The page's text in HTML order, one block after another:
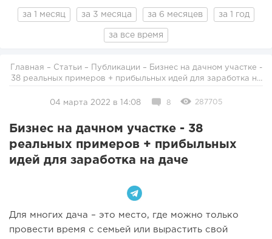
за 1 месяц за 3 месяца за 6 месяцев за 1 год
за все время
Главная – Статьи – Публикации
38 реальных примеров + прибыльных идей для заработка на
04 марта 2022 в 14:08
8 287705
Бизнес на дачном участке - 38
реальных примеров + прибыльных
идей для заработка на даче
Для многих дача – это место, где можно только
провести время с семьей или вырастить свой